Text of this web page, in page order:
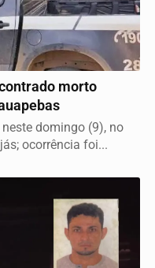
morto
domingo (9), no
ocorrência foi...